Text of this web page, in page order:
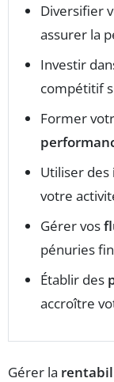
Diversifier
assurer la
Investir
compétitif
Former
Utiliser des
votre
Gérer vos
pénuries
Établir des
accroître
Gérer la